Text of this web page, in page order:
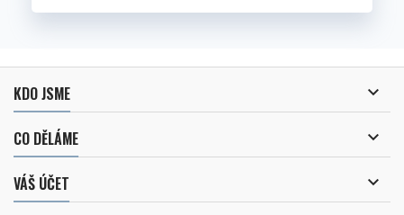
KDO JSME 
CO DĚLÁME 
VÁŠ ÚČET 